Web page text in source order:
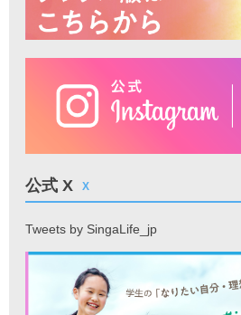
公式 X X
Tweets by SingaLife_jp